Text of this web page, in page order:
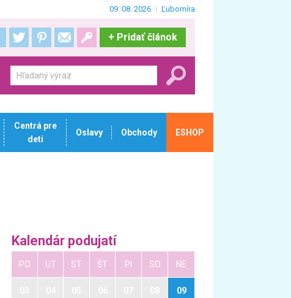
09. 08. 2026 Ľubomíra
+ Pridať článok
Centrá pre
deti
Oslavy Obchody ESHOP
Kalendár podujatí
PO UT ST ŠT PI SO NE
09